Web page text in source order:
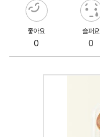
좋아요
0
슬퍼요
0